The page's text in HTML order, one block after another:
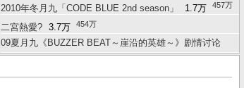
2010年冬月九「CODE BLUE 2nd season」 1.7万 457万
二宮熱愛? 3.7万 454万
09夏月九《BUZZER BEAT～崖沿的英雄～》剧情讨论